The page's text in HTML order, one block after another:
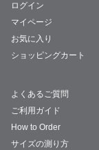
ログイン
マイページ
お気に入り
ショッピングカート
よくあるご質問
ご利用ガイド
How to Order
サイズの測り方